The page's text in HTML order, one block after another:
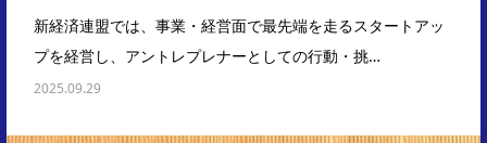
新経済連盟では、事業・経営面で最先端を走るスタートアッ
プを経営し、アントレプレナーとしての行動・挑…
2025.09.29